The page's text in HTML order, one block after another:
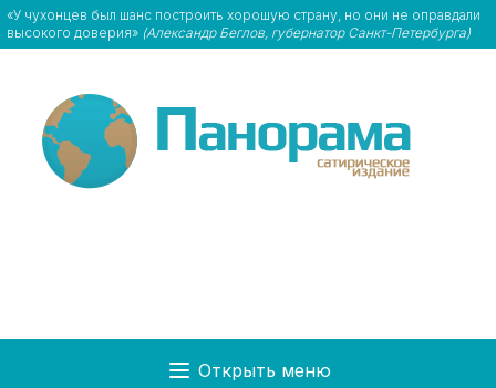
«У чухонцев был шанс построить хорошую страну, но они не оправдали
высокого доверия» (Александр Беглов, губернатор Санкт-Петербурга)
Открыть меню